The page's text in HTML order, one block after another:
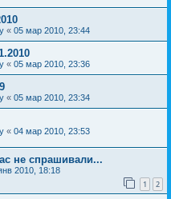
« 05 мар 2010, 23:44
« 05 мар 2010, 23:36
« 05 мар 2010, 23:34
« 04 мар 2010, 23:53
не спрашивали...
2010, 18:18
1 2